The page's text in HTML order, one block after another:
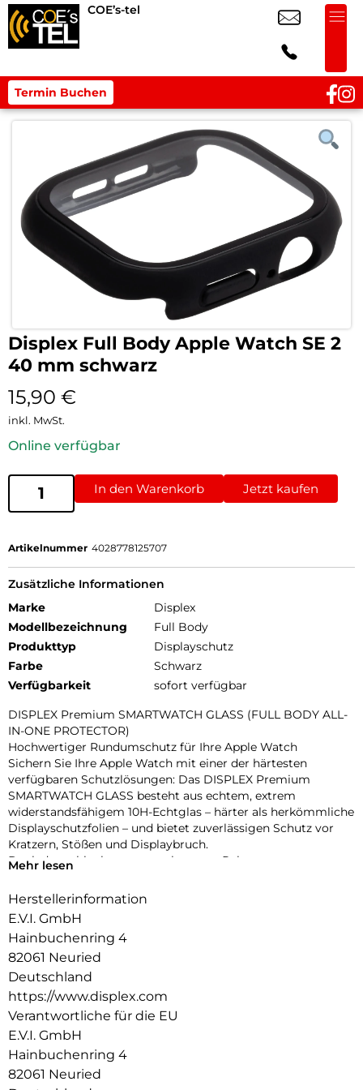
COE’s-tel
Termin Buchen
Displex Full Body Apple Watch SE 2
40 mm schwarz
15,90 €
inkl. MwSt.
Online verfügbar
In den Warenkorb Jetzt kaufen
Artikelnummer 4028778125707
Zusätzliche Informationen
Marke
Displex
Modellbezeichnung
Full Body
Produkttyp
Displayschutz
Farbe
Schwarz
Verfügbarkeit
sofort verfügbar
DISPLEX Premium SMARTWATCH GLASS (FULL BODY ALL-
IN-ONE PROTECTOR)
Hochwertiger Rundumschutz für Ihre Apple Watch
Sichern Sie Ihre Apple Watch mit einer der härtesten
verfügbaren Schutzlösungen: Das DISPLEX Premium
SMARTWATCH GLASS besteht aus echtem, extrem
widerstandsfähigem 10H-Echtglas – härter als herkömmliche
Displayschutzfolien – und bietet zuverlässigen Schutz vor
Kratzern, Stößen und Displaybruch.
Dank des schlanken, matt-schwarzen Rahmens aus
sondern das gesamte Gehäuse geschützt – ohne aufzutragen
umlaufende Dichtung sorgt für eine IP68-Zertifizierung, die
die Uhr effektiv vor Wasser und Staub schützt – ideal für
sportliche Aktivitäten, Outdoor-Einsätze und den täglichen
Gebrauch.
Eine High-Tech-Anti-Fingerprint-Beschichtung reduziert
Fingerabdrücke und erleichtert die Reinigung, während die
reaktionsschnelle Touch- und Button-Bedienung vollständig
erhalten bleibt. Die Uhr lässt sich zudem komfortabel laden,
ohne den Schutz entfernen zu müssen. Dank Snap-On-
Technologie ist die Montage ebenso einfach wie die
Mehr lesen
Herstellerinformation
E.V.I. GmbH
Hainbuchenring 4
82061 Neuried
Deutschland
https://www.displex.com
Verantwortliche für die EU
E.V.I. GmbH
Hainbuchenring 4
82061 Neuried